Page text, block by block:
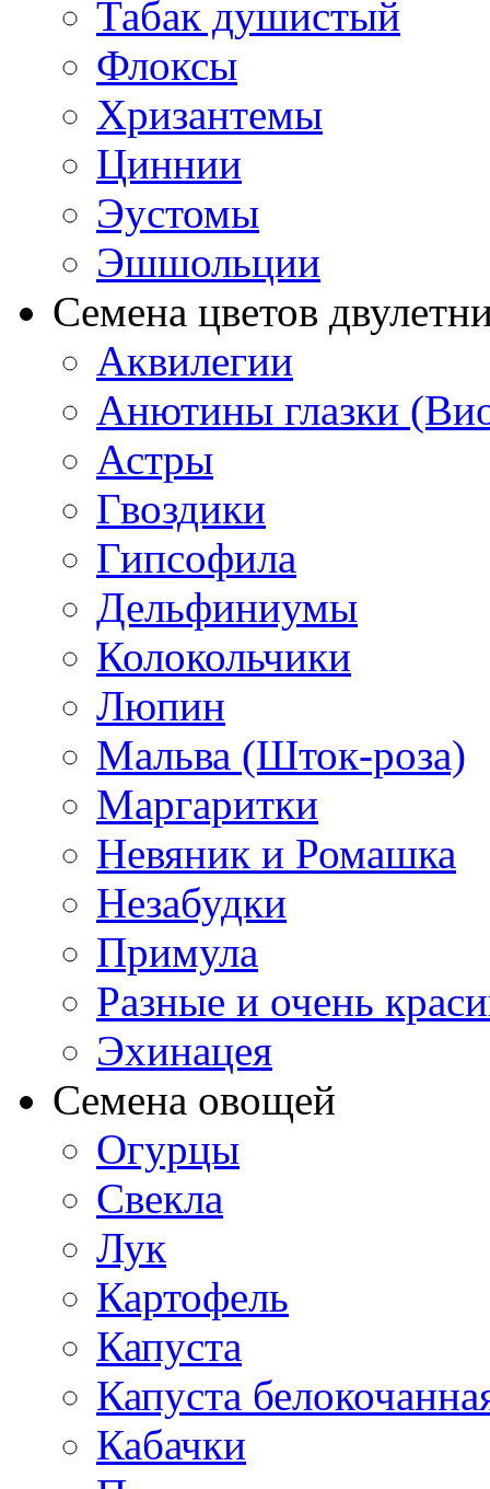
Табак душистый
Флоксы
Хризантемы
Циннии
Эустомы
Эшшольции
Семена цветов
Аквилегии
Анютины глазки
Астры
Гвоздики
Гипсофила
Дельфиниумы
Колокольчики
Люпин
Мальва (Шток-роза)
Маргаритки
Невяник и Ромашка
Незабудки
Примула
Разные и очень
Эхинацея
Семена овощей
Огурцы
Свекла
Лук
Картофель
Капуста
Капуста
Кабачки